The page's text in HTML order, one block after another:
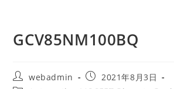
GCV85NM100BQ
webadmin
2021年8月3日